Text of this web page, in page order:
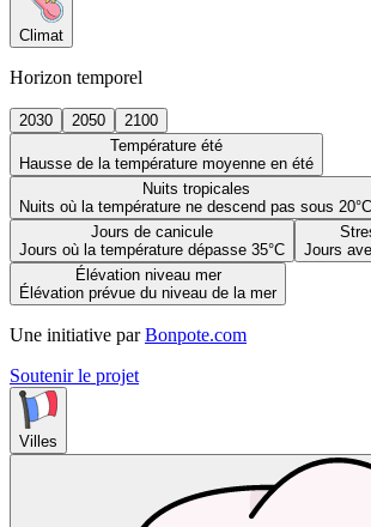
Climat
Horizon temporel
2030 2050
2100
Température été
Hausse de la température moyenne en été
Nuits tropicales
Nuits où la température ne descend pas sous 20°C
Jours de canicule
Jours où la température dépasse 35°C
Jours
Élévation niveau mer
Élévation prévue du niveau de la mer
Une initiative par Bonpote.com
Soutenir le projet
Villes